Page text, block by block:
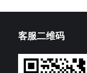
客服二维码